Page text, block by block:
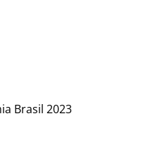
Brasil 2023